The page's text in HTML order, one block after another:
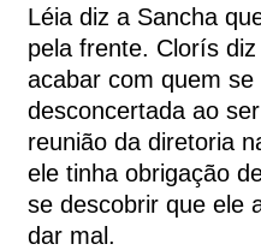
Léia diz a Sancha
pela frente. Clorís
acabar com quem
desconcertada ao
reunião da diretoria
ele tinha obrigação
se descobrir que ele
dar mal.